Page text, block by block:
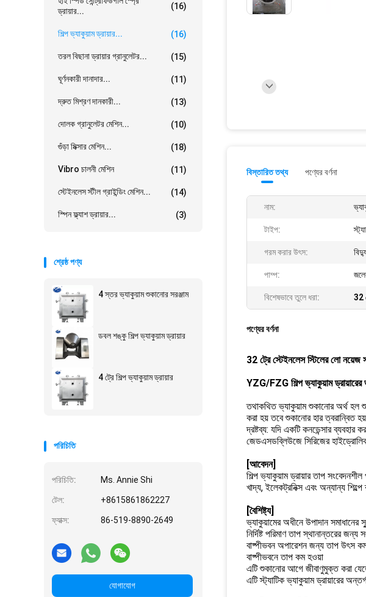
ড্রায়ার...
(16)
শিল্প ভ্যাকুয়াম ড্রায়ার... (16)
তরল বিছানা ড্রায়ার গ্রানুলেটর... (15)
ঘূর্ণনকারী দানাদার... (11)
দ্রুত মিশ্রণ দানকারী... (13)
দোলক গ্রানুলেটর মেশিন... (10)
গুঁড়া মিক্সার মেশিন... (18)
Vibro চালনী মেশিন (11)
স্টেইনলেস স্টীল গ্রাইন্ডিং মেশিন... (14)
স্পিন ফ্ল্যাশ ড্রায়ার... (3)
শ্রেষ্ঠ পণ্য
4 স্তর ভ্যাকুয়াম শুকানোর সরঞ্জাম
ডবল শঙ্কু শিল্প ভ্যাকুয়াম ড্রায়ার
4 ট্রে শিল্প ভ্যাকুয়াম ড্রায়ার
পরিচিতি
পরিচিতি: Ms. Annie Shi
টেল: +8615861862227
ফ্যাক্স: 86-519-8890-2649
যোগাযোগ
বিস্তারিত তথ্য পণ্যের বর্ণনা
নাম:
টাইপ:
গরম করার উৎস:
পাম্প:
বিশেষভাবে তুলে ধরা: 32
পণ্যের বর্ণনা
32 ট্রে স্টেইনলেস স্টিলের লো নয়েজ
YZG/FZG শিল্প ভ্যাকুয়াম ড্রায়ারের
তথাকথিত ভ্যাকুয়াম শুকানোর অর্থ হল
করা হয় তবে শুকানোর হার ত্বরান্বিত
দ্রষ্টব্য: যদি একটি কনডেন্সার ব্যবহার
জেডএসডব্লিউজে সিরিজের
[আবেদন]
শিল্প ভ্যাকুয়াম ড্রায়ার তাপ
খাদ্য, ইলেকট্রনিক্স এবং অন্যান্য
[বৈশিষ্ট্য]
ভ্যাকুয়ামের অধীনে উপাদান সমাধানের
নির্দিষ্ট পরিমাণ তাপ স্থানান্তরের জন্য
বাষ্পীভবন অপারেশন জন্য তাপ উৎস কম
বাষ্পীভবনে তাপ কম হওয়া
এটি শুকানোর আগে জীবাণুমুক্ত করা
এটি স্ট্যাটিক ভ্যাকুয়াম ড্রায়ারের